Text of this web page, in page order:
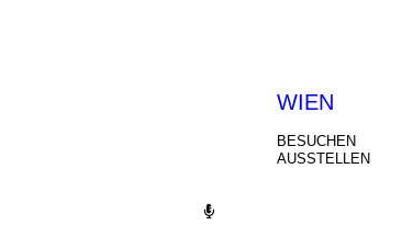
WIEN
BESUCHEN
AUSSTELLEN